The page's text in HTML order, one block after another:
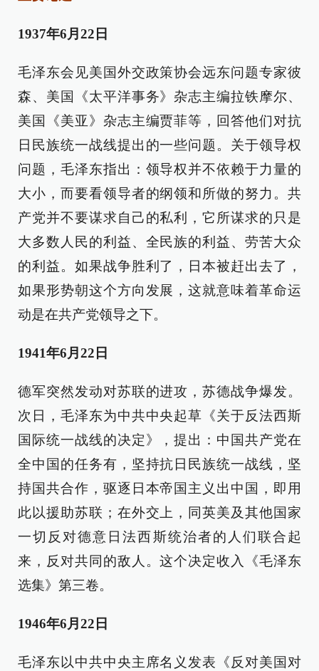
1937年6月22日
毛泽东会见美国外交政策协会远东问题专家彼
森、美国《太平洋事务》杂志主编拉铁摩尔、
美国《美亚》杂志主编贾菲等，回答他们对抗
日民族统一战线提出的一些问题。关于领导权
问题，毛泽东指出：领导权并不依赖于力量的
大小，而要看领导者的纲领和所做的努力。共
产党并不要谋求自己的私利，它所谋求的只是
大多数人民的利益、全民族的利益、劳苦大众
的利益。如果战争胜利了，日本被赶出去了，
如果形势朝这个方向发展，这就意味着革命运
动是在共产党领导之下。
1941年6月22日
德军突然发动对苏联的进攻，苏德战争爆发。
次日，毛泽东为中共中央起草《关于反法西斯
国际统一战线的决定》，提出：中国共产党在
全中国的任务有，坚持抗日民族统一战线，坚
持国共合作，驱逐日本帝国主义出中国，即用
此以援助苏联；在外交上，同英美及其他国家
一切反对德意日法西斯统治者的人们联合起
来，反对共同的敌人。这个决定收入《毛泽东
选集》第三卷。
1946年6月22日
毛泽东以中共中央主席名义发表《反对美国对